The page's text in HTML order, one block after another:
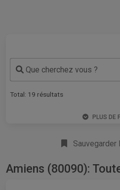
Que cherchez vous ?
Total: 19 résultats
PLUS DE
Sauvegarder
Amiens (80090):